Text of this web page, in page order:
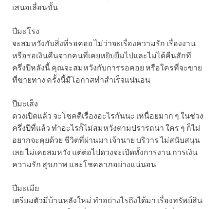
เสนอเลื่อนขั้น
ปีมะโรง
จะสมหวังกับสิ่งที่รอคอย ไม่ว่าจะเรื่องความรัก เรื่องงาน
หรือรอเงินคืนจากคนที่เคยหยิบยืมไปและไม่ได้คืนสักที
ครึ่งปีหลังนี้ คุณจะสมหวังกับการรอคอย หรือใครที่จะขาย
ที่ขายทาง ครั้งนี้มีโอกาสทำสำเร็จแน่นอน
ปีมะเส็ง
ดวงเปิดแล้ว จะโชคดีเรื่องอะไรกันนะ เหนื่อยมาก ๆ ในช่วง
ครึ่งปีที่แล้ว ทำอะไรก็ไม่สมหวังตามปรารถนา ใคร ๆ ก็ไม่
อยากจะคุยด้วย ชีวิตที่ผ่านมา เจ้านาย บริวาร ไม่สนับสนุน
เลย ไม่เคยสมหวัง แต่ต่อไปดวงจะเปิดทั้งการงาน การเงิน
ความรัก สุขภาพ และโชคลาภอย่างแน่นอน
ปีมะเมีย
เตรียมตัวมีบ้านหลังใหม่ ทำอย่างไรถึงได้มา เรื่องทรัพย์สิน